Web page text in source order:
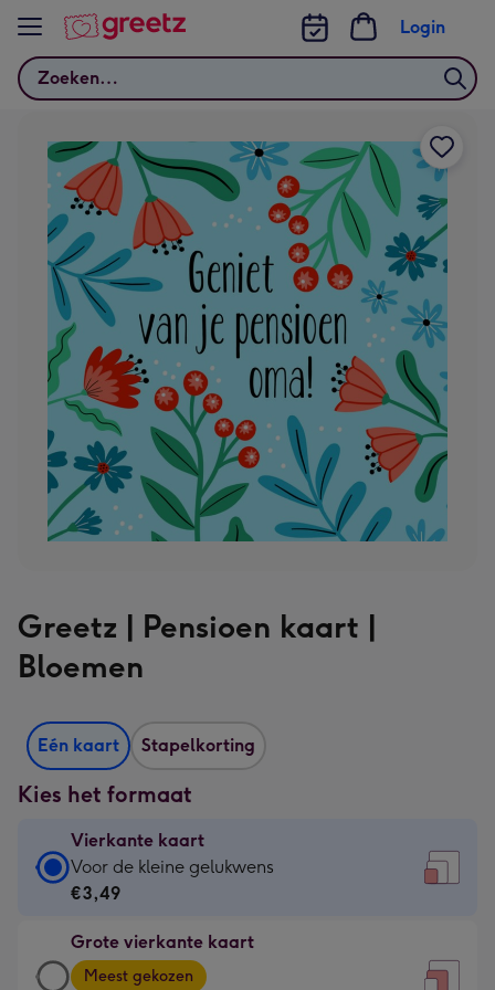
Bekijk meer
Zoeken
Login
Greetz | Pensioen kaart |
Bloemen
Eén kaart Stapelkorting
Kies het formaat
Vierkante kaart
Vierkante
kaart
€3,49
-
Voor de kleine gelukwens
€3,49
Grote vierkante kaart
Grote
Meest gekozen